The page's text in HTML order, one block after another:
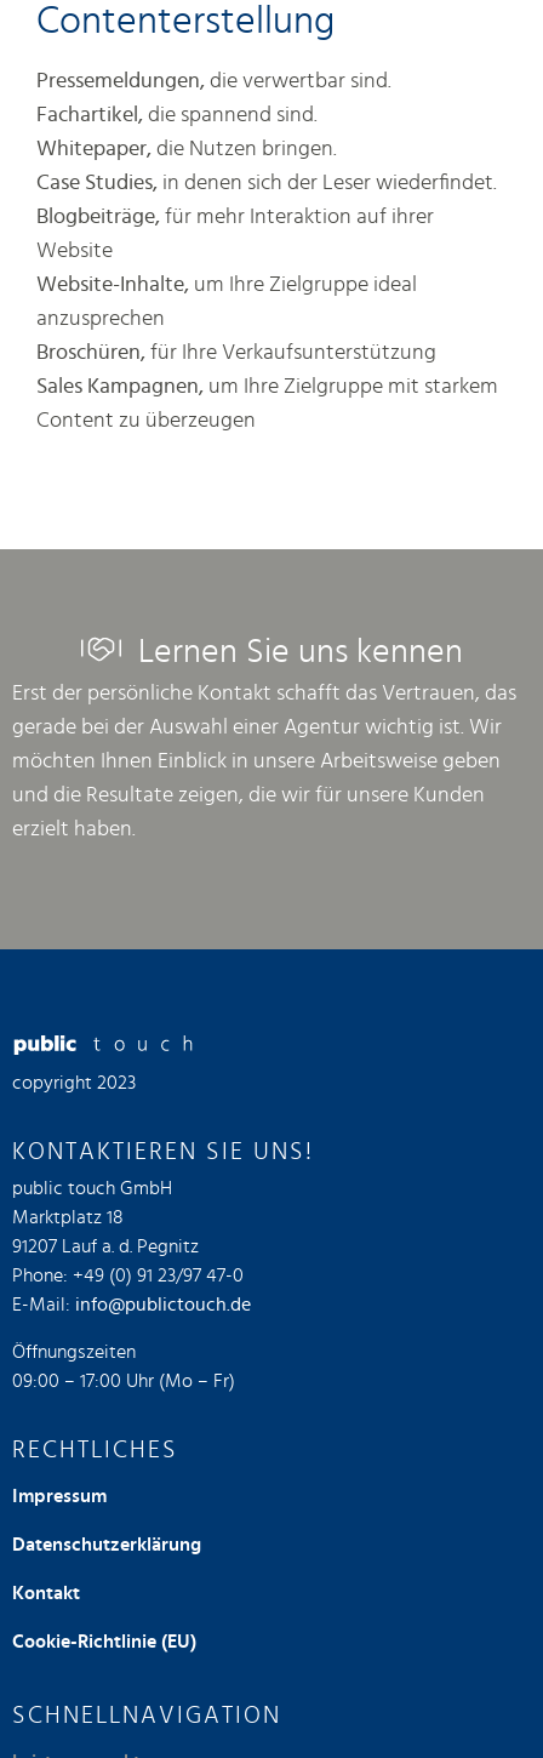
Contenterstellung
Pressemeldungen, die verwertbar sind.
Fachartikel, die spannend sind.
Whitepaper, die Nutzen bringen.
Case Studies, in denen sich der Leser wiederfindet.
Blogbeiträge, für mehr Interaktion auf ihrer
Website
Website-Inhalte, um Ihre Zielgruppe ideal
anzusprechen
Broschüren, für Ihre Verkaufsunterstützung
Sales Kampagnen, um Ihre Zielgruppe mit starkem
Content zu überzeugen
Lernen Sie uns kennen
Erst der persönliche Kontakt schafft das Vertrauen, das
gerade bei der Auswahl einer Agentur wichtig ist. Wir
möchten Ihnen Einblick in unsere Arbeitsweise geben
und die Resultate zeigen, die wir für unsere Kunden
erzielt haben.
copyright 2023
KONTAKTIEREN SIE UNS!
public touch GmbH
Marktplatz 18
91207 Lauf a. d. Pegnitz
Phone: +49 (0) 91 23/97 47-0
E-Mail: info@publictouch.de
Öffnungszeiten
09:00 – 17:00 Uhr (Mo – Fr)
RECHTLICHES
Impressum
Datenschutzerklärung
Kontakt
Cookie-Richtlinie (EU)
SCHNELLNAVIGATION